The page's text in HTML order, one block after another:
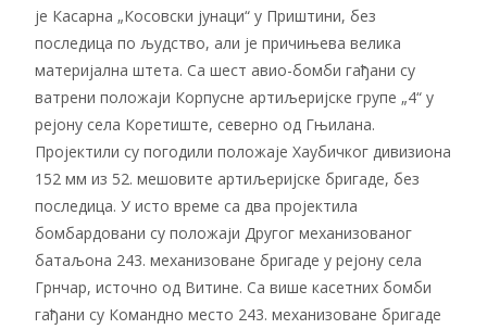
је Касарна „Косовски јунаци“ у Приштини, без
последица по људство, али је причињева велика
материјална штета. Са шест авио-бомби гађани су
ватрени положаји Корпусне артиљеријске групе „4“ у
рејону села Коретиште, северно од Гњилана.
Пројектили су погодили положаје Хаубичког дивизиона
152 мм из 52. мешовите артиљеријске бригаде, без
последица. У исто време са два пројектила
бомбардовани су положаји Другог механизованог
батаљона 243. механизоване бригаде у рејону села
Грнчар, источно од Витине. Са више касетних бомби
гађани су Командно место 243. механизоване бригаде